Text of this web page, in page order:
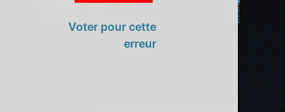
Voter pour cette
erreur